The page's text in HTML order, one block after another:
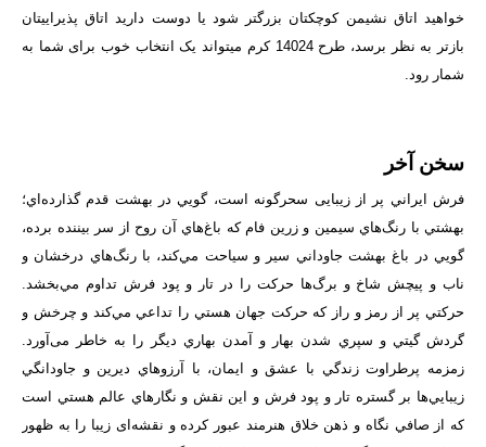
خواهيد اتاق نشيمن کوچک­تان بزرگ­تر شود يا دوست داريد اتاق پذيرايی­تان
بازتر به نظر برسد، طرح 14024 کرم می­تواند یک انتخاب خوب برای شما به
شمار رود.
سخن آخر
فرش ايراني پر از زيبایی سحرگونه است، گويي در بهشت قدم گذارده‌اي؛
بهشتي با رنگ‌هاي سيمين و زرين فام كه باغ‌هاي آن روح از سر بيننده برده،
‌گويي در باغ بهشت جاوداني سير و سياحت مي‌كند، با رنگ‌هاي درخشان و
ناب و پیچش شاخ و برگ‌ها حركت را در تار و پود فرش تداوم مي‌بخشد.
حركتي پر از رمز و راز كه حركت جهان هستي را تداعي مي‌كند و چرخش و
گردش گيتي و سپري شدن بهار و آمدن بهاري ديگر را به خاطر می‌آورد.
زمزمه پرطراوت زندگي با عشق و ايمان، با آرزوهاي ديرين و جاودانگي
زيبايي‌ها بر گستره تار و پود فرش و اين نقش و نگارهاي عالم هستي است
كه از صافي نگاه و ذهن خلاق هنرمند عبور كرده و نقشه‌ای زیبا را به ظهور